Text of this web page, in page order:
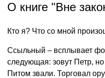
О книге "Вне
Кто я? Что со мной
Ссыльный – всплывает
следующая: зовут Петр,
Питом звали. Торговал